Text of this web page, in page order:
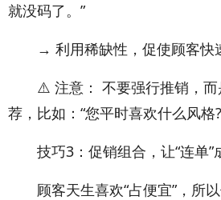
就没码了。”
→ 利用稀缺性，促使顾客快速
⚠️ 注意： 不要强行推销，而
荐，比如：“您平时喜欢什么风格
技巧3：促销组合，让“连单”
顾客天生喜欢“占便宜”，所